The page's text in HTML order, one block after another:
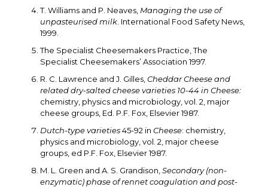
T. Williams and P. Neaves, Managing the use of
unpasteurised milk. International Food Safety News,
1999.
The Specialist Cheesemakers Practice, The
Specialist Cheesemakers’ Association 1997.
R. C. Lawrence and J. Gilles, Cheddar Cheese and
related dry-salted cheese varieties 10-44 in Cheese:
chemistry, physics and microbiology, vol. 2, major
cheese groups, Ed. P.F. Fox, Elsevier 1987.
Dutch-type varieties45-92 in Cheese: chemistry,
physics and microbiology, vol. 2, major cheese
groups, ed P.F. Fox, Elsevier 1987.
M. L. Green and A. S. Grandison, Secondary (non-
enzymatic) phase of rennet coagulation and post-